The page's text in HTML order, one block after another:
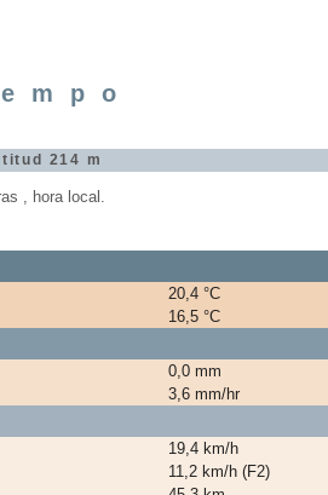
214 m
, hora local.
20,4 °C
16,5 °C
0,0 mm
3,6 mm/hr
19,4 km/h
11,2 km/h (F2)